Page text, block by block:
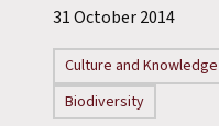
31 October 2014
Culture and Knowledge
Biodiversity